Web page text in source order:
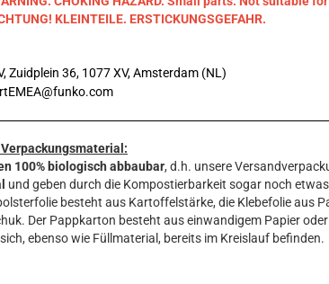
KLEINTEILE. ERSTICKUNGSGEFAHR.
Zuidplein 36, 1077 XV, Amsterdam (NL)
100% biologisch abbaubar, d.h. unsere
und geben durch die Kompostierbarkeit sogar noch
besteht aus Kartoffelstärke, die Klebefolie aus
Der Pappkarton besteht aus einwandigem Papier
ebenso wie Füllmaterial, bereits im Kreislauf befinden.